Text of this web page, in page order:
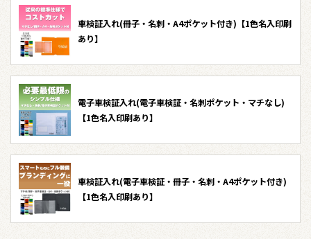
車検証入れ(冊子・名刺・A4ポケット付き)【1色名入印刷
あり】
電子車検証入れ(電子車検証・名刺ポケット・マチなし)
【1色名入印刷あり】
車検証入れ(電子車検証・冊子・名刺・A4ポケット付き)
【1色名入印刷あり】